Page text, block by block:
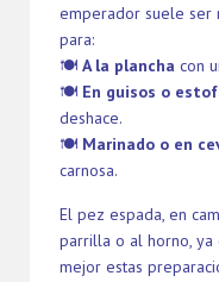
emperador suele ser
para:
🍽 A la plancha con
🍽 En guisos o
deshace.
🍽 Marinado o en
carnosa.
El pez espada, en
parrilla o al horno, ya
mejor estas